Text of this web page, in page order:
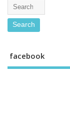
facebook